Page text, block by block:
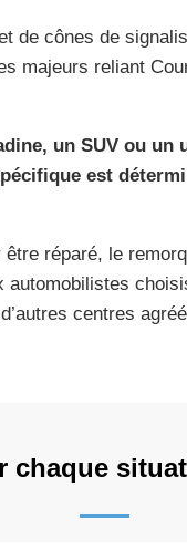
de cônes de
majeurs reliant
un SUV ou un
est
réparé, le
automobilistes
centres
chaque